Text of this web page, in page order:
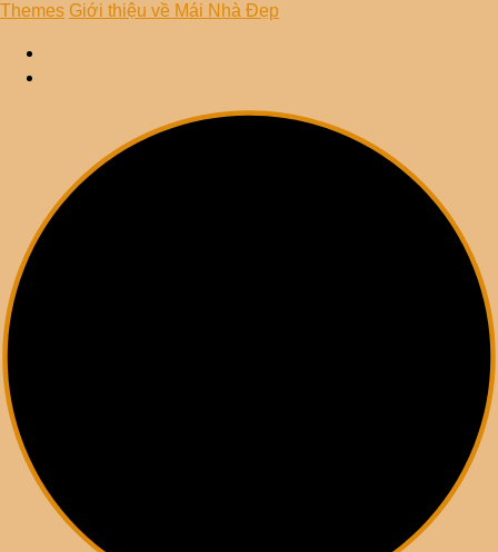
Themes Giới thiệu về Mái Nhà Đẹp